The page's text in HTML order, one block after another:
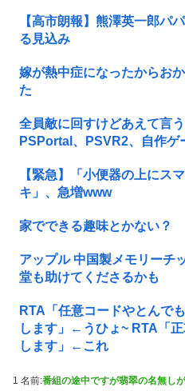
【高市朗報】熊澤英一郎パ
る見込み
嫁が熱中症になったからお
た
全員敵に回すけどあえて言
PSPortal、PSVR2、自作ゲ
【緊急】「小便器の上にス
キ」、急増www
家でできる趣味とかない？
アップル 中国製メモリーチ
堂も助けてくださるかも
RTA「任意コードやとんで
します」←うひょ~ RTA「
します」←これ
1 名前:番組の途中ですが翡翠の名無し